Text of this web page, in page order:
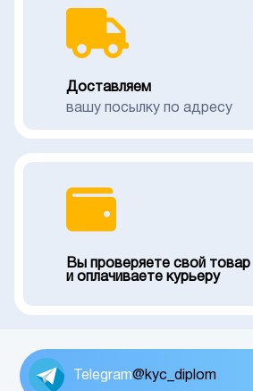
Доставляем
вашу посылку по адресу
Вы проверяете свой товар
и оплачиваете курьеру
Telegram@kyc_diplom